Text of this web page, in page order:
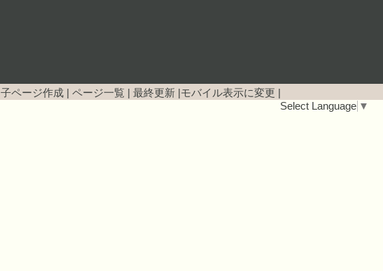
子ページ作成 ページ一覧 最終更新 モバイル表示に変更
Select Language ▼